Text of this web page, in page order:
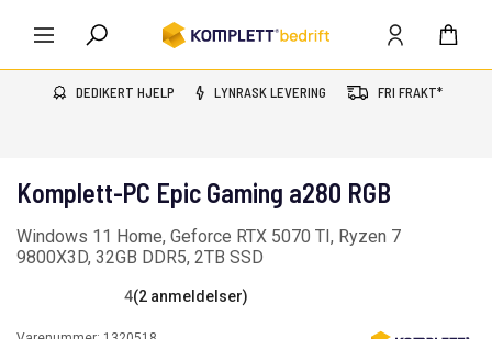
DEDIKERT HJELP LYNRASK LEVERING FRI FRAKT*
Komplett-PC Epic Gaming a280 RGB
Windows 11 Home, Geforce RTX 5070 TI, Ryzen 7
9800X3D, 32GB DDR5, 2TB SSD
4(2 anmeldelser)